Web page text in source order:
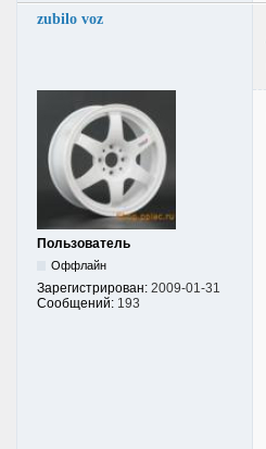
zubilo voz
Пользователь
Оффлайн
Зарегистрирован: 2009-01-31
Сообщений: 193